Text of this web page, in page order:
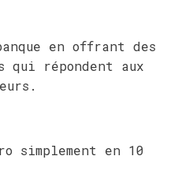
en offrant des
répondent aux
simplement en 10